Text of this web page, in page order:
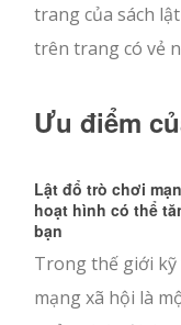
trang của sách
trên trang có vẻ
Ưu điểm
Lật đổ trò chơi
hoạt hình có thể
bạn
Trong thế giới
mạng xã hội là